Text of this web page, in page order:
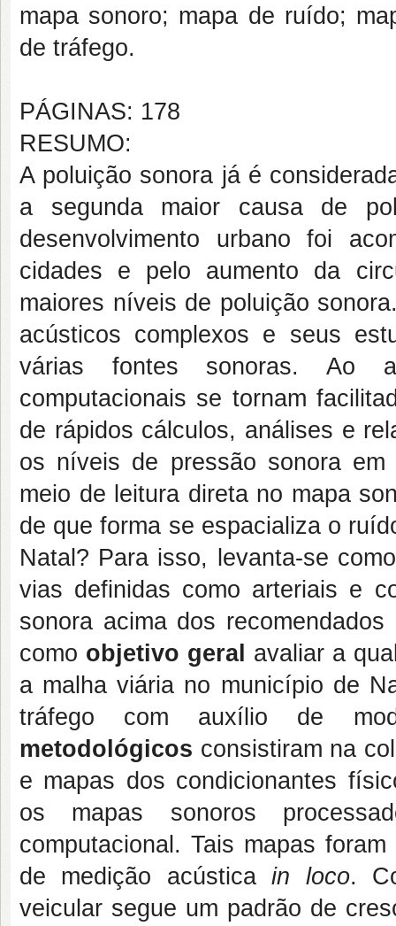
mapa sonoro; mapa de ruído;
de tráfego.
PÁGINAS: 178
RESUMO:
A poluição sonora já é
a segunda maior causa de
desenvolvimento urbano foi
cidades e pelo aumento da
maiores níveis de poluição
acústicos complexos e seus
várias fontes sonoras. Ao
computacionais se tornam
de rápidos cálculos, análises e
os níveis de pressão sonora
meio de leitura direta no mapa
de que forma se espacializa o
Natal? Para isso, levanta-se
vias definidas como arteriais e
sonora acima dos
como objetivo geral avaliar a
a malha viária no município de
tráfego com auxílio de
metodológicos consistiram na
e mapas dos condicionantes
os mapas sonoros
computacional. Tais mapas
de medição acústicain loco.
veicular segue um padrão de